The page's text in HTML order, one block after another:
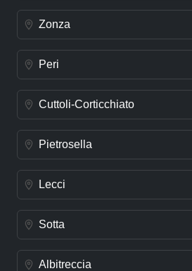
Zonza
Peri
Cuttoli-Corticchiato
Pietrosella
Lecci
Sotta
Albitreccia